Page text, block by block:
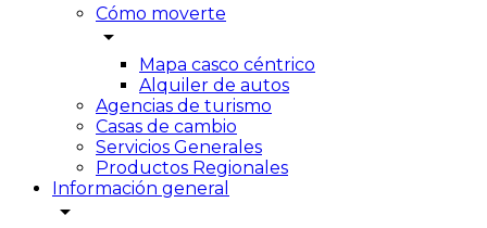
Cómo moverte
arrow_drop_down
Mapa casco céntrico
Alquiler de autos
Agencias de turismo
Casas de cambio
Servicios Generales
Productos Regionales
Información general
arrow_drop_down